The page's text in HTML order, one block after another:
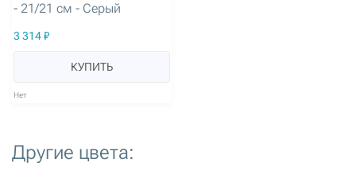
- 21/21 см - Серый
3 314 ₽
КУПИТЬ
Нет
Другие цвета:
артикул: 3277